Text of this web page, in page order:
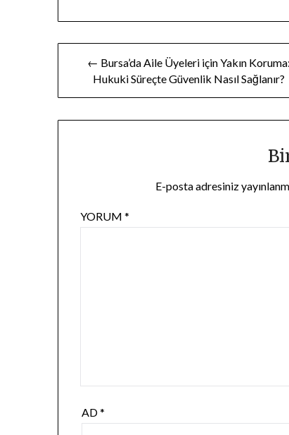
gezinmesi
← Bursa’da Aile Üyeleri için Yakın Koruma:
Hukuki Süreçte Güvenlik Nasıl Sağlanır?
E-posta adresiniz
YORUM*
AD*